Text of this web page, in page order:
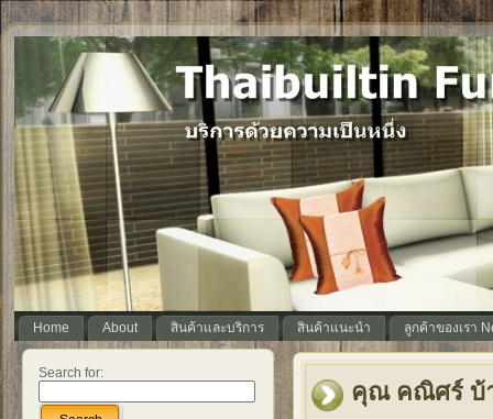
Home About สินค้าและบริการ สินค้าแนะนำ ลูกค้าของเรา
Search for:
คุณ คณิศร์ บ้